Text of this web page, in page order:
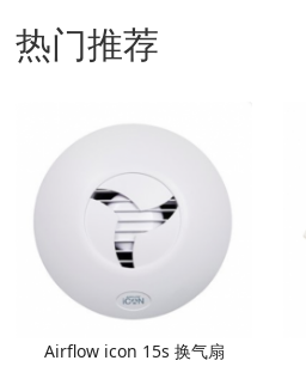
热门推荐
Airflow icon 15s 换气扇